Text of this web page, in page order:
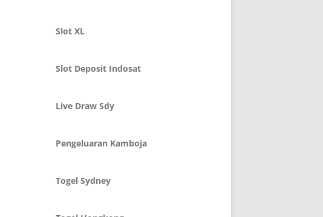
Slot XL
Slot Deposit Indosat
Live Draw Sdy
Pengeluaran Kamboja
Togel Sydney